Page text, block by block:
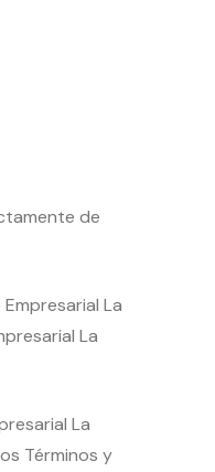
de
La
La
La
Términos y